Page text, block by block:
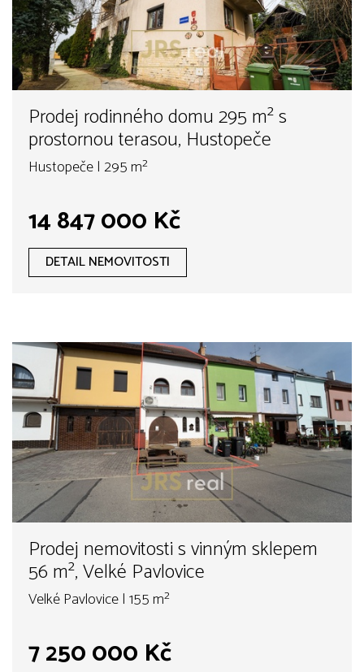
Prodej rodinného domu 295 m² s
prostornou terasou, Hustopeče
Hustopeče | 295 m²
14 847 000 Kč
DETAIL NEMOVITOSTI
Prodej nemovitosti s vinným sklepem
56 m², Velké Pavlovice
Velké Pavlovice | 155 m²
7 250 000 Kč